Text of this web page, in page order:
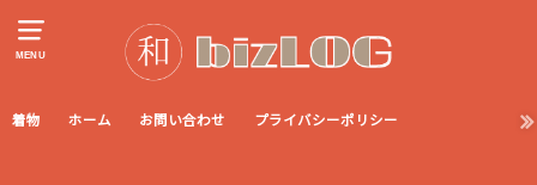
MENU
着物 ホーム お問い合わせ プライバシーポリシー